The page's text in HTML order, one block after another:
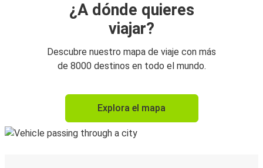
¿A dónde quieres
viajar?
Descubre nuestro mapa de viaje con más
de 8000 destinos en todo el mundo.
Explora el mapa